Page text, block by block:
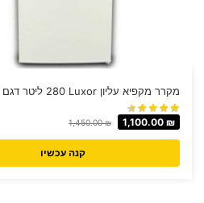
מקרר מקפיא עליון Luxor ‏280 ‏ליטר דגם DF280
1,450.00₪ 1,100.00 ₪
קנה עכשיו